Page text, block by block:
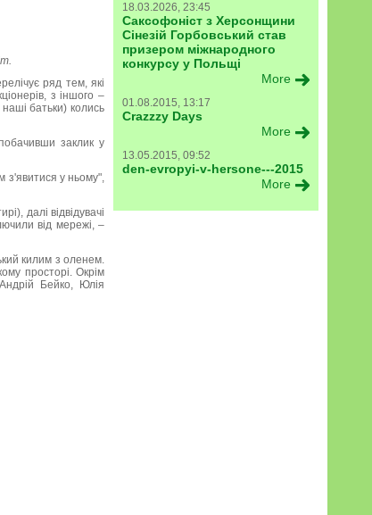
18.03.2026, 23:45
Саксофоніст з Херсонщини
Сінезій Горбовський став
призером міжнародного
конкурсу у Польщі
More
01.08.2015, 13:17
Crazzzy Days
More
13.05.2015, 09:52
den-evropyi-v-hersone---2015
More
ряд тем, які
з іншого –
батьки) колись
заклик у
з'явитися у ньому",
далі відвідувачі
від мережі, –
килим з оленем.
просторі. Окрім
Бейко, Юлія